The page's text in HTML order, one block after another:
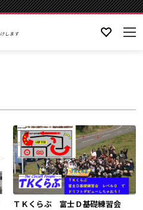
ＴＫくらぶ 富士Ｄ基礎練習会